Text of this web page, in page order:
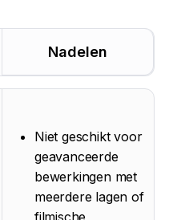
Nadelen
Niet geschikt voor
geavanceerde
bewerkingen met
meerdere lagen of
filmische